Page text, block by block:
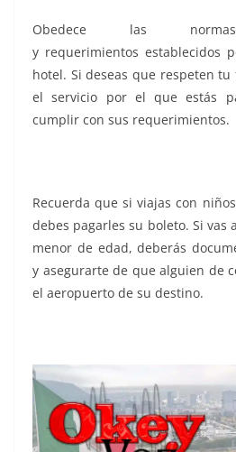
Obedece las normas,
y requerimientos establecidos
hotel. Si deseas que respeten
el servicio por el que estás
cumplir con sus requerimientos.
Recuerda que si viajas con
debes pagarles su boleto. Si vas
menor de edad, deberás
y asegurarte de que alguien de
el aeropuerto de su destino.